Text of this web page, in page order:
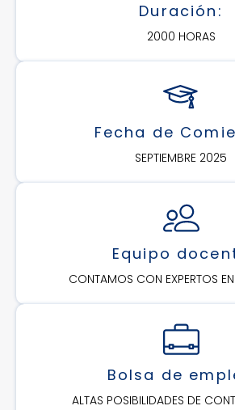
Duración:
2000 HORAS
Fecha de
SEPTIEMBRE 2025
Equipo
CONTAMOS CON EXPERTOS
Bolsa de
ALTAS POSIBILIDADES DE